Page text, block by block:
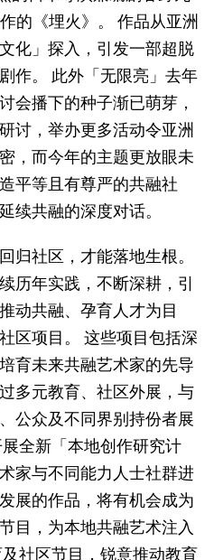
的《埋火》。 作品从亚洲
化」探入，引发一部超脱
作。 此外「无限亮」去年
会播下的种子渐已萌芽，
讨，举办更多活动令亚洲
，而今年的主题更放眼未
平等且有尊严的共融社
续共融的深度对话。
归社区，才能落地生根。
历年实践，不断深耕，引
动共融、孕育人才为目
区项目。 这些项目包括深
育未来共融艺术家的先导
多元教育、社区外展，与
公众及不同界别持份者展
全新「本地创作研究计
家与不同能力人士社群进
展的作品，将有机会成为
目，为本地共融艺术注入
社区节目，锐意推动教育